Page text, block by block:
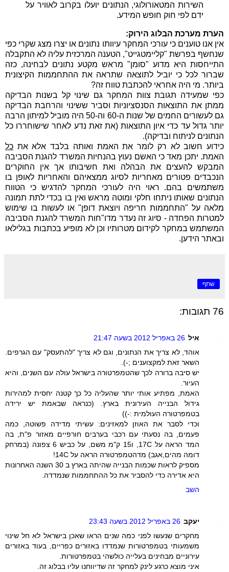
השירות המטאורולוגי, הנתונים יועלו בקרוב לאוויר על
ידם לפי חוק חופש המידע.
הערת מערכת הבלוג הירוק:
אין אנו טוענים כי עורכי המחקר עיוותו נתונים או יצרו מצג שקרי כפי
שנחשף בפרשת "קליימטגייט", הטענה המרכזית עליה לא התקבלה
התייחסות היא מדוע "סומן" מראש מקטע נתונים לבחינה, כזה
שברור לכל כי יוביל לתוצאה שתראה את ההתחממות הקיצונית
ביותר. מי היה אחראי להכתבת טווח זה?
כפי שמעידה תגובת צוות המחקר גם שינוי קל בשנות הבדיקה
ממתן את התוצאות הסנסציוניות וסביר ששינוי והרחבת הבדיקה
גם לעשורים החמים של שנות ה-60 וה-50 היה מוביל למיתון הרבה
יותר גדול עד כדי איון התוצאות (את זאת נדע לאחר שישוחררו כל
הנתונים לניתוח ובדיקה).
כידוע חשוב לא רק לומר את האמת ואותה בלבד אלא את כל
האמת. יתכן מאד כי האשם נעוץ בהנחיות המשרד להגנת הסביבה
המבקש להעצים את הבהלה ואת חשיבותו אך אין החוקרים
הנכבדים פטורים מאחריות לסיוג ממצאיהם והאחריות לאופן בו
משתמשים בהם. ראוי היה לעורכי המחקר להדגיש כי הטווח
הנתונים שאותו ניתחו חלקי ומוטה מראש ואין בו בכדי לתת תמונה
מלאה על "התחממות חריפה ויוצאת דופן" או לעשות בו שימוש
למטרות הפחדה - סיוג זה נעדר מדו"חות המשרד להגנת הסביבה
המשתמש במחקר לקידום מטרותיו וכן לא מופיע בכתבות בגלילאו
ובאתר הידען.
שתף
76 תגובות:
איל 26 באפריל 2012 בשעה 21:47
אוהד, לא צריך את הנתונים, וגם לא צריך "להתעסק" עם הגרפים.
השאר זאת למקצוענים ;-).
יש סיבה ברורה לכך שהטמפרטורה בישראל עולה עם השנים, והיא
העיור.
האמת, מפתיע אותי יותר שהעליה כל כך קטנה יחסית למהירות
גידול הבנייה העירונית בארץ. (כנראה שבאמת יש ירידה
בטמפרטורה העולמית :-))
וכדי לסבר את האוזן למאזינים: עשיתי מדידה פשוטה, כמה
פעמים, בה נסעתי עם רכבי בערבים חורפיים מאזור פ"ת, בה
המד הראה על 17C, ו15 ק"מ משם, על כביש 6 צפונה (במרחק
דומה מהים,אגב) מדהטמפרטורה הראה על 14C!
מספיק לראות שכמות הבנייה שהיתה בארץ ב 30 השנה האחרונות
היא אדירה כדי להסביר את כל ההתחממות שנמדדה.
השב
יעקב 26 באפריל 2012 בשעה 23:43
מחקרים שנעשו לפני כמה שנים הראו שאכן בישראל לא חל שינוי
משמעותי בטמפרטורות שנמדדו באזורים כפריים, בעוד באזורים
עירוניים מבחינים בעלייה כולשהי בטמפרטורות.
איני מוצא כרגע לינק למחקר זה שדיווחנו עליו בבלוג זה.